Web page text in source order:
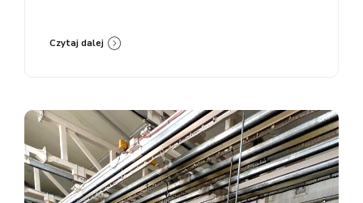
Czytaj dalej